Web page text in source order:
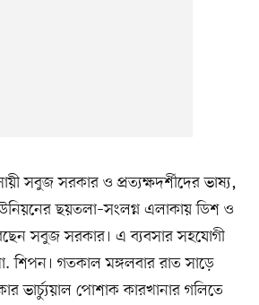
সবুজ সরকার ও প্রত্যক্ষদর্শীদের ভাষ্য,
ছয়তলা–সংলগ্ন এলাকায় ডিশ ও
সবুজ সরকার। এ ব্যবসার সহযোগী
শিপন। গতকাল মঙ্গলবার রাত সাড়ে
ভার্চ্যুয়াল পোশাক কারখানার গলিতে